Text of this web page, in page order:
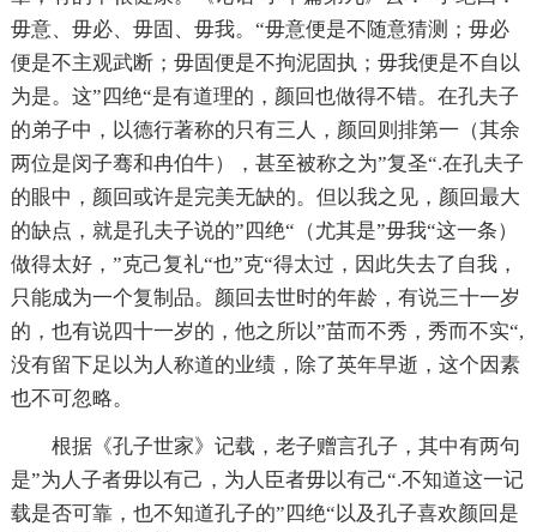
毋意、毋必、毋固、毋我。“毋意便是不随意猜测；毋必
便是不主观武断；毋固便是不拘泥固执；毋我便是不自以
为是。这”四绝“是有道理的，颜回也做得不错。在孔夫子
的弟子中，以德行著称的只有三人，颜回则排第一（其余
两位是闵子骞和冉伯牛），甚至被称之为”复圣“.在孔夫子
的眼中，颜回或许是完美无缺的。但以我之见，颜回最大
的缺点，就是孔夫子说的”四绝“（尤其是”毋我“这一条）
做得太好，”克己复礼“也”克“得太过，因此失去了自我，
只能成为一个复制品。颜回去世时的年龄，有说三十一岁
的，也有说四十一岁的，他之所以”苗而不秀，秀而不实“,
没有留下足以为人称道的业绩，除了英年早逝，这个因素
也不可忽略。
根据《孔子世家》记载，老子赠言孔子，其中有两句
是”为人子者毋以有己，为人臣者毋以有己“.不知道这一记
载是否可靠，也不知道孔子的”四绝“以及孔子喜欢颜回是